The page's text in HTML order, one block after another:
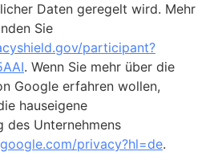
Daten geregelt wird. Mehr
Sie
participant?
. Wenn Sie mehr über die
Google erfahren wollen,
hauseigene
des Unternehmens
privacy?hl=de.